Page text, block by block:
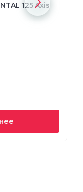
125 Axis